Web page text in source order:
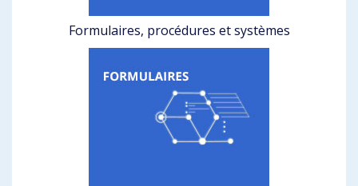
Formulaires, procédures et systèmes